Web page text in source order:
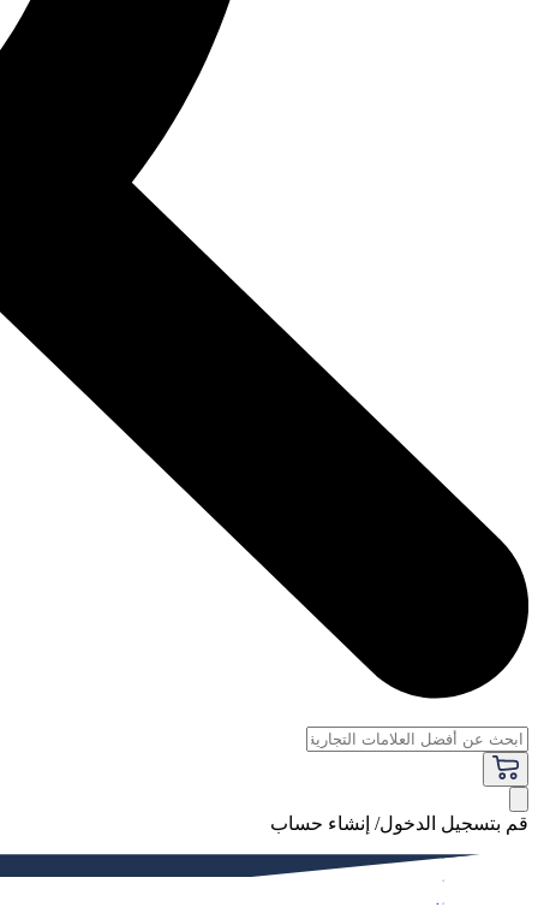
قم بتسجيل الدخول/ إنشاء حساب
فاخر
النساء
الرجال